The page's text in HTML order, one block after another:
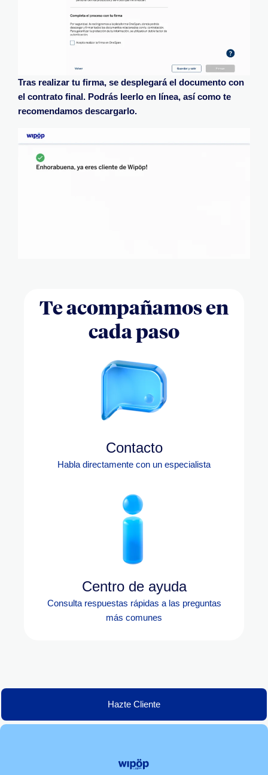
Tras realizar tu firma, se desplegará el documento con
el contrato final. Podrás leerlo en línea, así como te
recomendamos descargarlo.
Te acompañamos en
cada paso
Contacto
Habla directamente con un especialista
Centro de ayuda
Consulta respuestas rápidas a las preguntas
más comunes
Hazte Cliente